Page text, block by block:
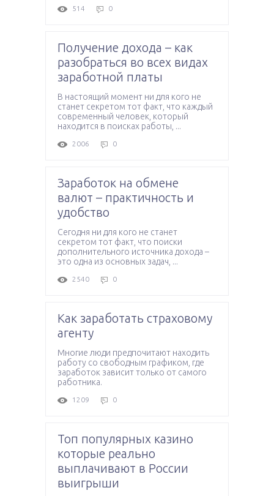
514 0
Получение дохода – как
разобраться во всех видах
заработной платы
В настоящий момент ни для кого не
станет секретом тот факт, что каждый
современный человек, который
находится в поисках работы, ...
2006 0
Заработок на обмене
валют – практичность и
удобство
Сегодня ни для кого не станет
секретом тот факт, что поиски
дополнительного источника дохода –
это одна из основных задач, ...
2540 0
Как заработать страховому
агенту
Многие люди предпочитают находить
работу со свободным графиком, где
заработок зависит только от самого
работника.
1209 0
Топ популярных казино
которые реально
выплачивают в России
выигрыши